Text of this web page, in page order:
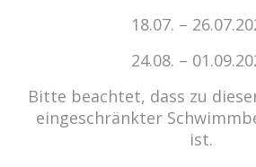
Kein Einlass bei Gewitter
zu den E-Tickets
Zurück zur Übersicht
winterzauber-2017-(35)
18.07. –
24.08. –
Bitte beachtet, dass zu
eingeschränkter
ist.